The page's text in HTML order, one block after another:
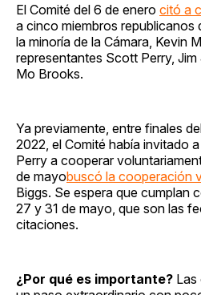
El Comité del 6 de enero citó a
a cinco miembros republicanos
la minoría de la Cámara, Kevin
representantes Scott Perry,
Mo Brooks.
Ya previamente, entre finales
2022, el Comité había invitado
Perry a cooperar
de mayobuscó la cooperación
Biggs. Se espera que cumplan
27 y 31 de mayo, que son las
citaciones.
¿Por qué es importante? Las